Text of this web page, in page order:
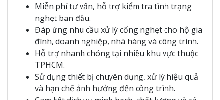
Miễn phí tư vấn, hỗ trợ kiểm tra tình trạng
nghẹt ban đầu.
Đáp ứng nhu cầu xử lý cống nghẹt cho hộ gia
đình, doanh nghiệp, nhà hàng và công trình.
Hỗ trợ nhanh chóng tại nhiều khu vực thuộc
TPHCM.
Sử dụng thiết bị chuyên dụng, xử lý hiệu quả
và hạn chế ảnh hưởng đến công trình.